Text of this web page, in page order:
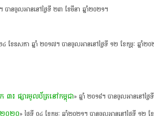
បានចូលអាននៅថ្ងៃទី ២៣ ខែមីនា ឆ្នាំ២០២១។
៤ ខែឧសភា ឆ្នាំ ២០១៧។ បានចូលអាននៅថ្ងៃទី ១២ ខែកុម្ភៈ ឆ្នាំ២
៣៖ ផ្សារមូលប័ត្រនៅកម្ពុជា» ឆ្នាំ ២០១៨។ បានចូលអាននៅថ្ងៃ